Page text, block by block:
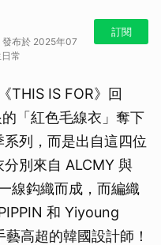
布於 2025年07
常
訂閱
THIS IS FOR》回
「紅色毛線衣」奪下
列，而是出自這四位
別來自 ALCMY 與
線鈎織而成，而編織
和 Yiyoung
高超的韓國設計師！